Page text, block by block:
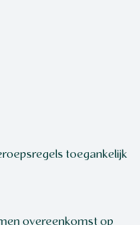
toegankelijk
overeenkomst op